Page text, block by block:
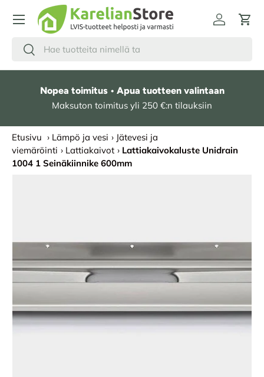
HYPPÄÄ SISÄLTÖÖN
Hae
Etsi
Kirjaudu
Nopea toimitus • Apua tuotteen valintaan
Maksuton toimitus yli 250 €:n tilauksiin
Etusivu › Lämpö ja vesi › Jätevesi ja
viemäröinti › Lattiakaivot › Lattiakaivokaluste Unidrain
1004 1 Seinäkiinnike 600mm